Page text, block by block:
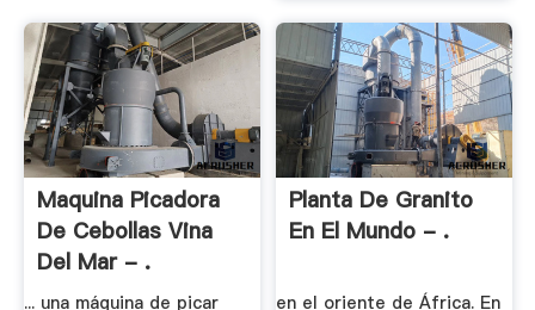
Maquina Picadora
De Cebollas Vina
Del Mar - .
... una máquina de picar
Planta De Granito
En El Mundo - .
en el oriente de África. En